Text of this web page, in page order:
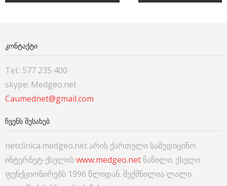
ᲙᲝᲜᲢᲐᲥᲢᲘ
Tel.: 577 235 400
skype: Medgeo.net
Caumednet@gmail.com
ᲩᲕᲔᲜᲡ ᲨᲔᲡᲐᲮᲔᲑ
netclinica.medgeo.net არის ქართული სამედიცინო
ინტერნეტ-ქსელისwww.medgeo.net ნაწილი. ქსელი
ფუნქციონირებს 1996 წლიდან. შექმნილია ლალი